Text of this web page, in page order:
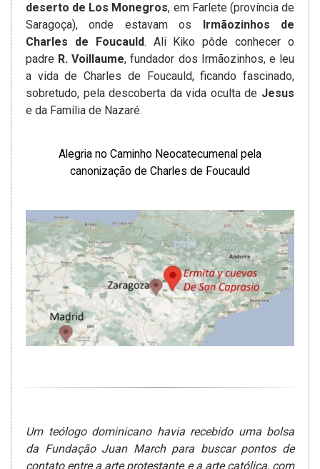
deserto de Los Monegros, em Farlete (província de
Saragoça), onde estavam os Irmãozinhos de
Charles de Foucauld. Ali Kiko pôde conhecer o
padre R. Voillaume, fundador dos Irmãozinhos, e leu
a vida de Charles de Foucauld, ficando fascinado,
sobretudo, pela descoberta da vida oculta de Jesus
e da Família de Nazaré.
Alegria no Caminho Neocatecumenal pela
canonização de Charles de Foucauld
Um teólogo dominicano havia recebido uma bolsa
da Fundação Juan March para buscar pontos de
contato entre a arte protestante e a arte católica, com